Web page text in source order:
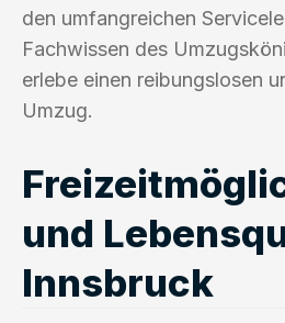
den umfangreichen
Fachwissen des
erlebe einen reibungslosen
Umzug.
und
Innsbruck